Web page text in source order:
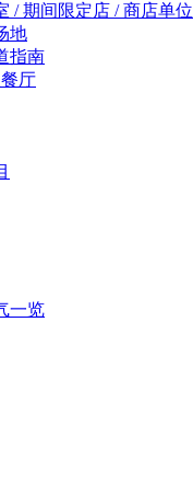
/ 期间限定店 / 商店单位
地
指南
厅
一览